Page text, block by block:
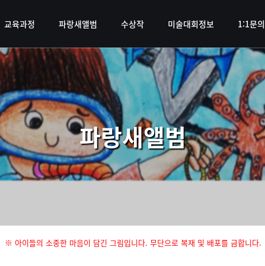
교육과정 파랑새앨범 수상작 미술대회정보 1:1문의
파랑새앨범
※ 아이들의 소중한 마음이 담긴 그림입니다. 무단으로 복재 및 배포를 금합니다.